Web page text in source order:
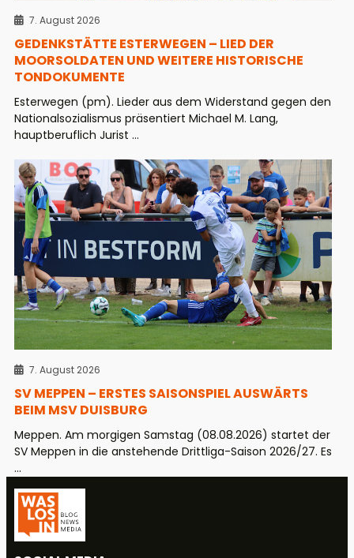
7. August 2026
GEDENKSTÄTTE ESTERWEGEN – LIED DER
MOORSOLDATEN UND WEITERE HISTORISCHE
TONDOKUMENTE
Esterwegen (pm). Lieder aus dem Widerstand gegen den
Nationalsozialismus präsentiert Michael M. Lang,
hauptberuflich Jurist ...
7. August 2026
SV MEPPEN – ERSTES SAISONSPIEL AUSWÄRTS
BEIM MSV DUISBURG
Meppen. Am morgigen Samstag (08.08.2026) startet der
SV Meppen in die anstehende Drittliga-Saison 2026/27. Es
...